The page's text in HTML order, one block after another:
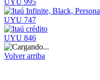
UYU 995
UYU 747
UYU 846
Volver arriba